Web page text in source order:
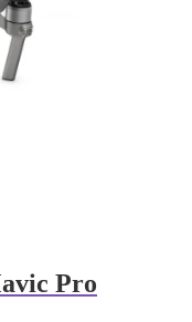
Pro